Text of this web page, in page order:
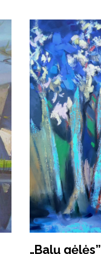
„Balų gėlės”